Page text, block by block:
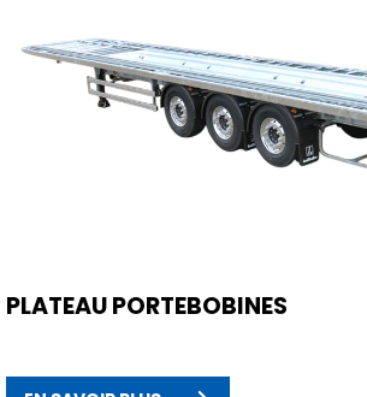
PLATEAU PORTEBOBINES